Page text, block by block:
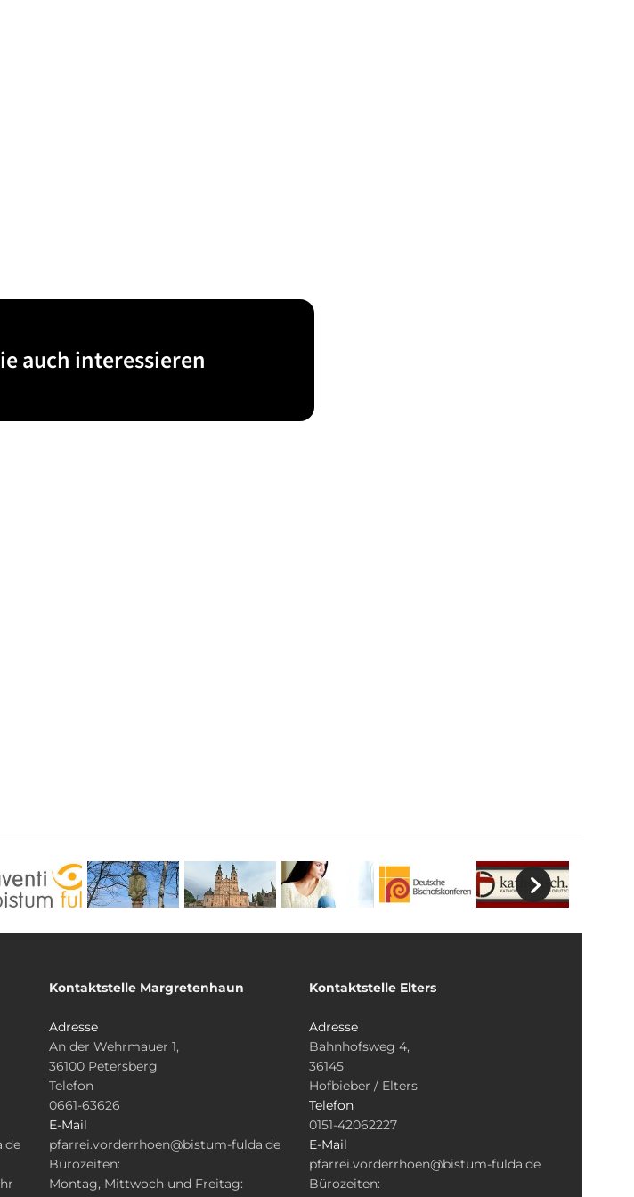
auch interessieren
Kontaktstelle Margretenhaun
Adresse
An der Wehrmauer 1,
36100 Petersberg
Telefon
0661-63626
E-Mail
pfarrei.vorderrhoen@bistum-fulda.de
Bürozeiten:
Montag, Mittwoch und Freitag:
Kontaktstelle Elters
Adresse
Bahnhofsweg 4,
36145
Hofbieber / Elters
Telefon
0151-42062227
E-Mail
pfarrei.vorderrhoen@bistum-fulda.de
Bürozeiten: